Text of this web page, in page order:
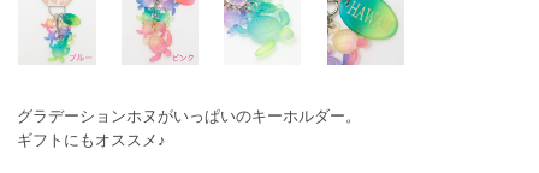
グラデーションホヌがいっぱいのキーホルダー。
ギフトにもオススメ♪